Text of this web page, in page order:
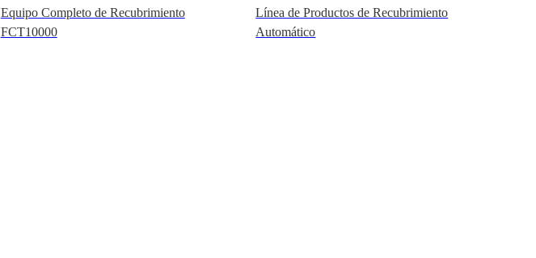
Equipo Completo de Recubrimiento
FCT10000
Línea de Productos de Recubrimiento
Automático